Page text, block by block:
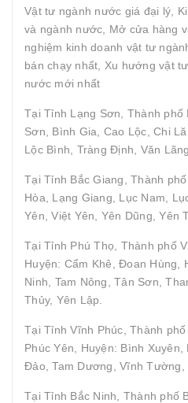
Vật tư ngành nước giá đại lý,
và ngành nước, Mở cửa hàng
nghiệm kinh doanh vật tư
bán chạy nhất, Xu hướng vật
nước mới nhất
Tại Tỉnh Lạng Sơn, Thành phố
Sơn, Bình Gia, Cao Lộc, Chi
Lộc Bình, Tràng Định, Văn
Tại Tỉnh Bắc Giang, Thành
Hòa, Lạng Giang, Lục Nam,
Yên, Việt Yên, Yên Dũng, Yên
Tại Tỉnh Phú Thọ, Thành phố
Huyện: Cẩm Khê, Đoan Hùng,
Ninh, Tam Nông, Tân Sơn,
Thủy, Yên Lập.
Tại Tỉnh Vĩnh Phúc, Thành
Phúc Yên, Huyện: Bình
Đảo, Tam Dương, Vĩnh Tường,
Tại Tỉnh Bắc Ninh, Thành phố